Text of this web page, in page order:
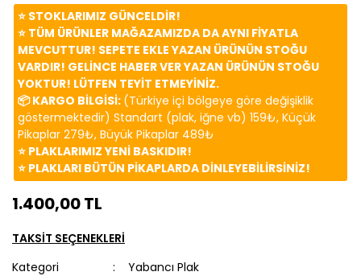
⭐️ STOKLARIMIZ GÜNCELDİR!
⭐️ TÜM ÜRÜNLER MAĞAZAMIZDA DA AYNI FİYATLA
MEVCUTTUR! SEPETE EKLE YAZAN ÜRÜNÜN STOĞU
VARDIR! GELİNCE HABER VER YAZAN ÜRÜNÜN STOĞU
YOKTUR! LÜTFEN TEYİT ETMEYİNİZ.
📦 KARGO BİLGİSİ: (Türkiye içi bölgeye göre değişiklik
göstermektedir) Standart (plak, iğne vb) 159₺, Küçük
Pikaplar 279₺, Büyük Pikaplar 489₺
⭐️ PLAKLARIMIZ YENİ BASKIDIR!
⭐️ PLAKLARI BÜTÜN PİKAPLARDA DİNLEYEBİLİRSİNİZ!
1.400,00 TL
TAKSİT SEÇENEKLERİ
Kategori
Yabancı Plak